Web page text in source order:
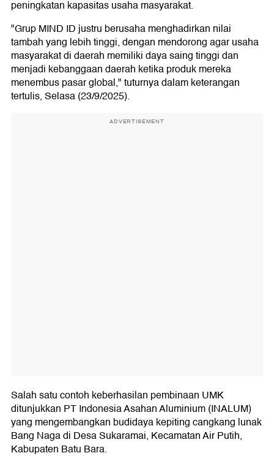
peningkatan kapasitas usaha masyarakat.
"Grup MIND ID justru berusaha menghadirkan nilai
tambah yang lebih tinggi, dengan mendorong agar usaha
masyarakat di daerah memiliki daya saing tinggi dan
menjadi kebanggaan daerah ketika produk mereka
menembus pasar global," tuturnya dalam keterangan
tertulis, Selasa (23/9/2025).
ADVERTISEMENT
Salah satu contoh keberhasilan pembinaan UMK
ditunjukkan PT Indonesia Asahan Aluminium (INALUM)
yang mengembangkan budidaya kepiting cangkang lunak
Bang Naga di Desa Sukaramai, Kecamatan Air Putih,
Kabupaten Batu Bara.